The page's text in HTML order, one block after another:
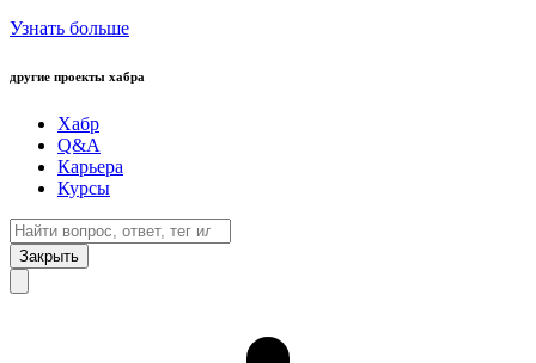
Узнать больше
другие проекты хабра
Хабр
Q&A
Карьера
Курсы
Закрыть